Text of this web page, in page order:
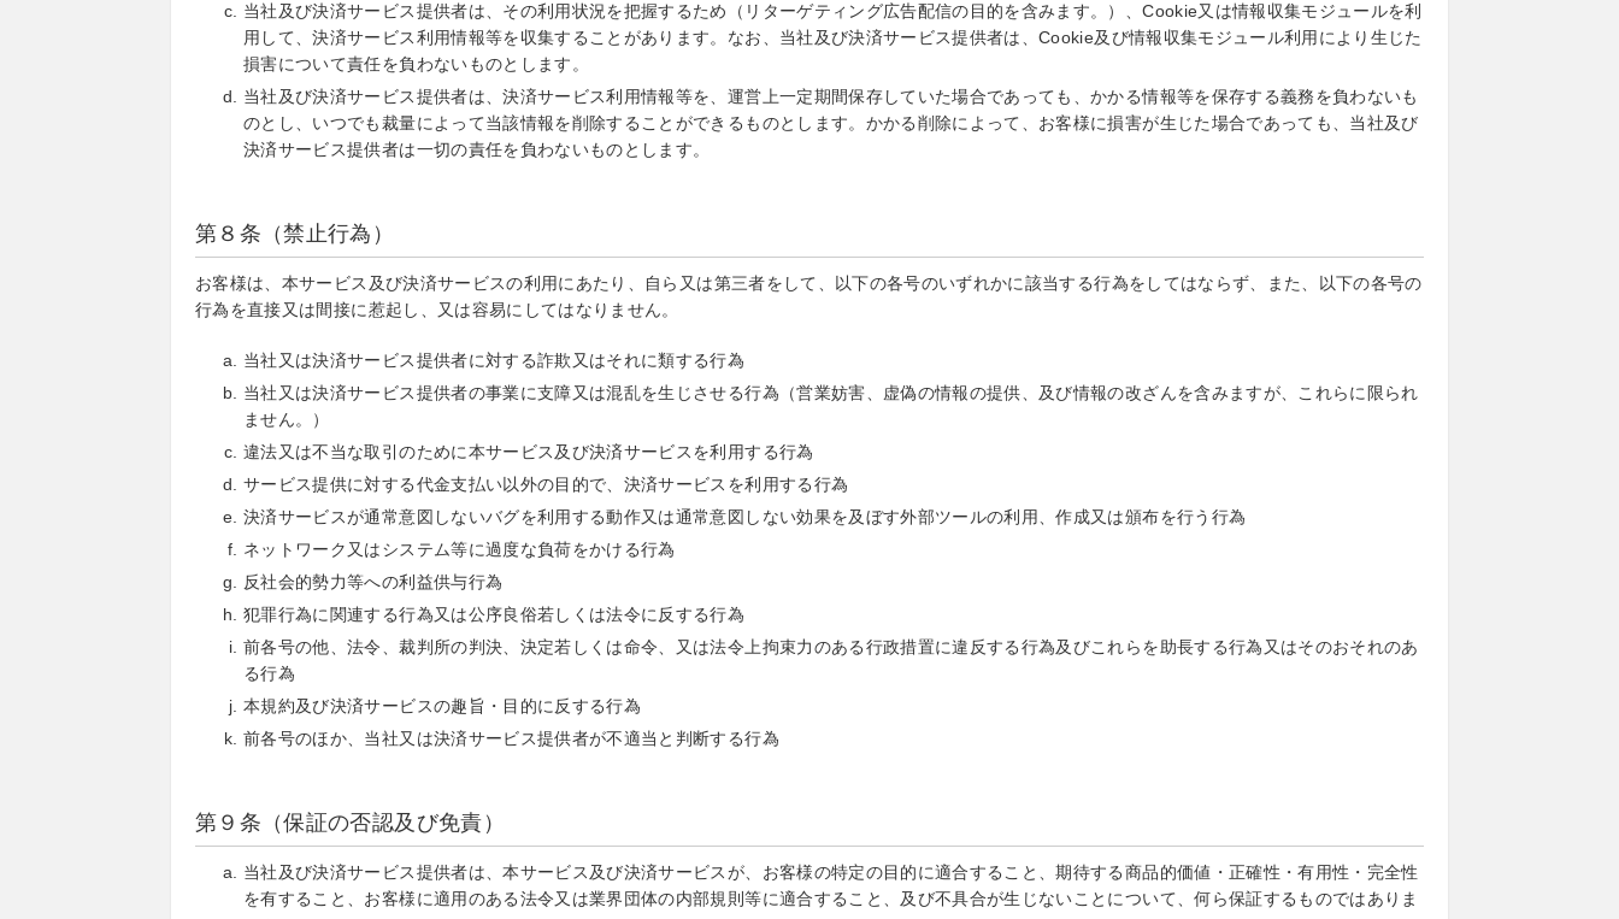
当社及び決済サービス提供者は、その利用状況を把握するため（リターゲティング広告配信の目的を含みます。）、Cookie又は情報収集モジュールを利
用して、決済サービス利用情報等を収集することがあります。なお、当社及び決済サービス提供者は、Cookie及び情報収集モジュール利用により生じた
損害について責任を負わないものとします。
当社及び決済サービス提供者は、決済サービス利用情報等を、運営上一定期間保存していた場合であっても、かかる情報等を保存する義務を負わないも
のとし、いつでも裁量によって当該情報を削除することができるものとします。かかる削除によって、お客様に損害が生じた場合であっても、当社及び
決済サービス提供者は一切の責任を負わないものとします。
第８条（禁止行為）
お客様は、本サービス及び決済サービスの利用にあたり、自ら又は第三者をして、以下の各号のいずれかに該当する行為をしてはならず、また、以下の各号の
行為を直接又は間接に惹起し、又は容易にしてはなりません。
当社又は決済サービス提供者に対する詐欺又はそれに類する行為
当社又は決済サービス提供者の事業に支障又は混乱を生じさせる行為（営業妨害、虚偽の情報の提供、及び情報の改ざんを含みますが、これらに限られ
ません。）
違法又は不当な取引のために本サービス及び決済サービスを利用する行為
サービス提供に対する代金支払い以外の目的で、決済サービスを利用する行為
決済サービスが通常意図しないバグを利用する動作又は通常意図しない効果を及ぼす外部ツールの利用、作成又は頒布を行う行為
ネットワーク又はシステム等に過度な負荷をかける行為
反社会的勢力等への利益供与行為
犯罪行為に関連する行為又は公序良俗若しくは法令に反する行為
前各号の他、法令、裁判所の判決、決定若しくは命令、又は法令上拘束力のある行政措置に違反する行為及びこれらを助長する行為又はそのおそれのあ
る行為
本規約及び決済サービスの趣旨・目的に反する行為
前各号のほか、当社又は決済サービス提供者が不適当と判断する行為
第９条（保証の否認及び免責）
当社及び決済サービス提供者は、本サービス及び決済サービスが、お客様の特定の目的に適合すること、期待する商品的価値・正確性・有用性・完全性
を有すること、お客様に適用のある法令又は業界団体の内部規則等に適合すること、及び不具合が生じないことについて、何ら保証するものではありま